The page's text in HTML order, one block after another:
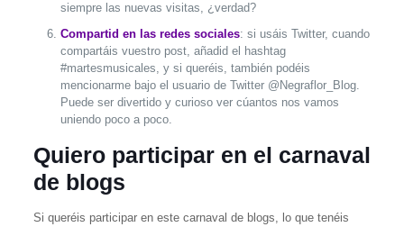
siempre las nuevas visitas, ¿verdad?
Compartid en las redes sociales: si usáis Twitter, cuando
compartáis vuestro post, añadid el hashtag
#martesmusicales, y si queréis, también podéis
mencionarme bajo el usuario de Twitter @Negraflor_Blog.
Puede ser divertido y curioso ver cúantos nos vamos
uniendo poco a poco.
Quiero participar en el carnaval
de blogs
Si queréis participar en este carnaval de blogs, lo que tenéis